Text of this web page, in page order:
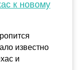
к новому
известно
и